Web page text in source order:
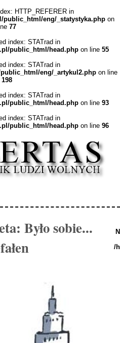
HTTP_REFERER in
eng/_statystyka.php on
77
index: STATrad in
public_html/head.phpon line 55
index: STATrad in
eng/_artykul2.php on line
198
index: STATrad in
public_html/head.phpon line 93
index: STATrad in
public_html/head.phpon line 96
Było sobie...
/